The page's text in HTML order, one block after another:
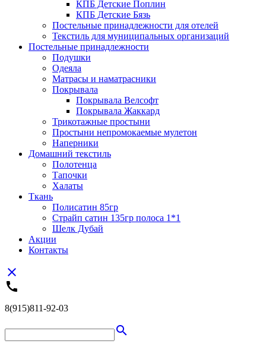
КПБ Детские Поплин
КПБ Детские Бязь
Постельные принадлежности для отелей
Текстиль для муниципальных организаций
Постельные принадлежности
Подушки
Одеяла
Матрасы и наматрасники
Покрывала
Покрывала Велсофт
Покрывала Жаккард
Трикотажные простыни
Простыни непромокаемые мулетон
Наперники
Домашний текстиль
Полотенца
Тапочки
Халаты
Ткань
Полисатин 85гр
Страйп сатин 135гр полоса 1*1
Шелк Дубай
Акции
Контакты
close
call
8(915)811-92-03
search